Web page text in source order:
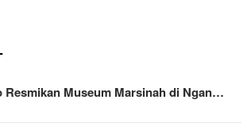
Resmikan Museum Marsinah di Ngan…